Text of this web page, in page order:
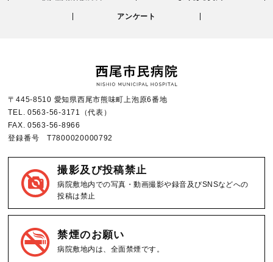
アンケート
〒445-8510 愛知県西尾市熊味町上泡原6番地
TEL.0563-56-3171
（代表）
FAX.0563-56-8966
登録番号 T7800020000792
撮影及び投稿禁止
病院敷地内での写真・動画撮影や録音及びSNSなどへの
投稿は禁止
禁煙のお願い
病院敷地内は、全面禁煙です。